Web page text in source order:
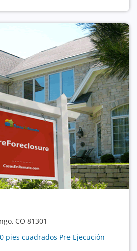
CO 81301
pies cuadrados Pre Ejecución